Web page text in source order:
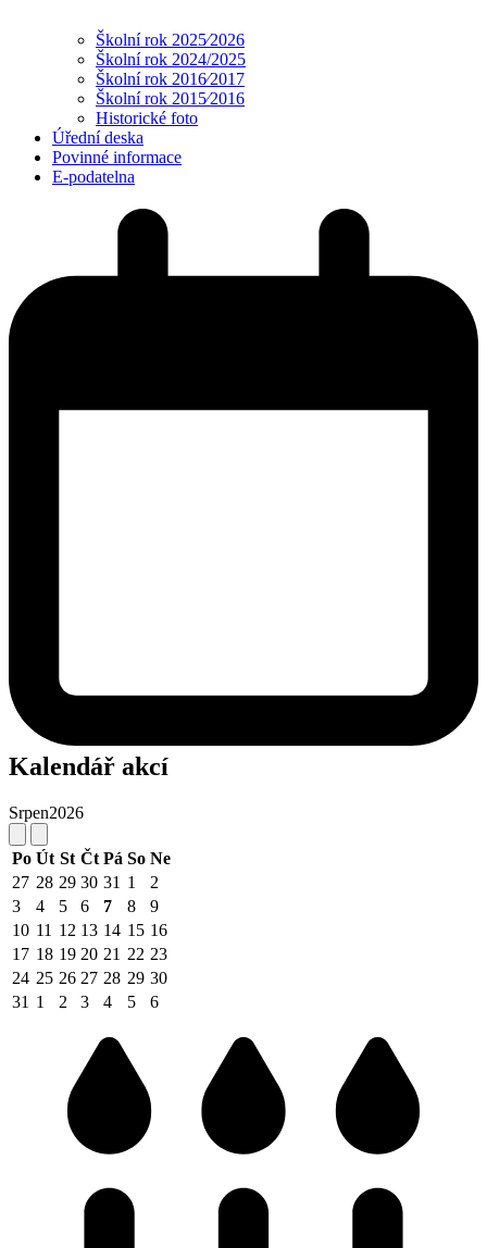
Školní rok 2025⁄2026
Školní rok 2024/2025
Školní rok 2016⁄2017
Školní rok 2015⁄2016
Historické foto
Úřední deska
Povinné informace
E-podatelna
Kalendář akcí
Srpen2026
Po Út St Čt Pá So Ne
27 28 29 30 31 1
2
3
4 5 6 7 8
9
10 11 12 13 14 15 16
17 18 19 20 21 22 23
24 25 26 27 28 29 30
31 1 2 3 4 5 6